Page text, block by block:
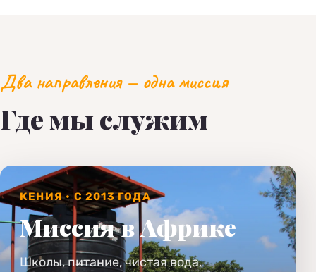
Два направления — одна миссия
Где мы служим
КЕНИЯ • С 2013 ГОДА
Миссия в Африке
Школы, питание, чистая вода,